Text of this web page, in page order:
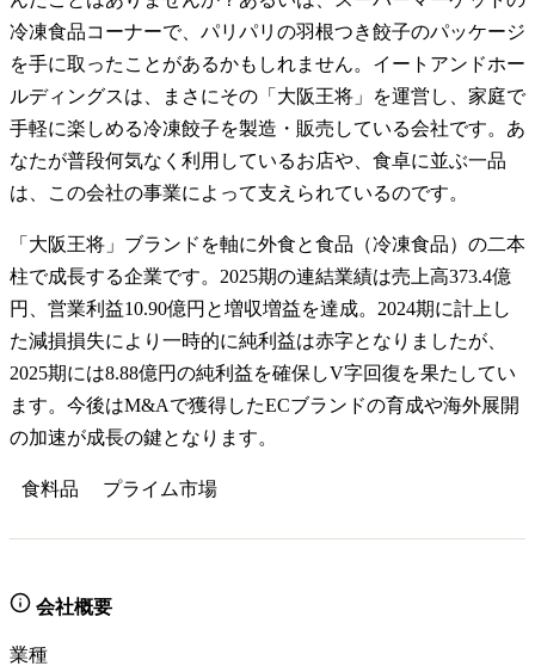
冷凍食品コーナーで、パリパリの羽根つき餃子のパッケージ
を手に取ったことがあるかもしれません。イートアンドホー
ルディングスは、まさにその「大阪王将」を運営し、家庭で
手軽に楽しめる冷凍餃子を製造・販売している会社です。あ
なたが普段何気なく利用しているお店や、食卓に並ぶ一品
は、この会社の事業によって支えられているのです。
「大阪王将」ブランドを軸に外食と食品（冷凍食品）の二本
柱で成長する企業です。2025期の連結業績は売上高373.4億
円、営業利益10.90億円と増収増益を達成。2024期に計上し
た減損損失により一時的に純利益は赤字となりましたが、
2025期には8.88億円の純利益を確保しV字回復を果たしてい
ます。今後はM&Aで獲得したECブランドの育成や海外展開
の加速が成長の鍵となります。
食料品 プライム市場
会社概要
業種